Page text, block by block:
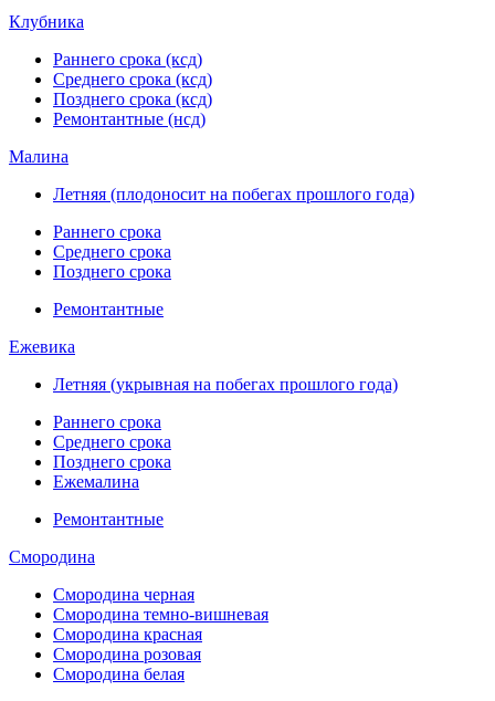
Клубника
Раннего срока (ксд)
Среднего срока (ксд)
Позднего срока (ксд)
Ремонтантные (нсд)
Малина
Летняя (плодоносит на побегах прошлого года)
Раннего срока
Среднего срока
Позднего срока
Ремонтантные
Ежевика
Летняя (укрывная на побегах прошлого года)
Раннего срока
Среднего срока
Позднего срока
Ежемалина
Ремонтантные
Смородина
Смородина черная
Смородина темно-вишневая
Смородина красная
Смородина розовая
Смородина белая